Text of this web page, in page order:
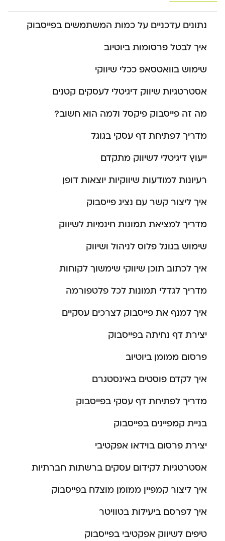
נתונים עדכניים על כמות המשתמשים בפייסבוק
איך לבטל פרסומות ביוטיוב
שימוש בוואטסאפ ככלי שיווקי
אסטרטגיות שיווק דיגיטלי לעסקים קטנים
מה זה פייסבוק פיקסל ולמה הוא חשוב?
מדריך לפתיחת דף עסקי בגוגל
ייעוץ דיגיטלי לשיווק מתקדם
רעיונות למודעות שיווקיות יוצאות דופן
איך ליצור קשר עם נציג פייסבוק
מדריך למציאת תמונות חינמיות לשיווק
שימוש בגוגל פלוס לניהול ושיווק
איך לכתוב תוכן שיווקי שימשוך לקוחות
מדריך לגדלי תמונות לכל פלטפורמה
איך למנף את פייסבוק לצרכים עסקיים
יצירת דף נחיתה בפייסבוק
פרסום ממומן ביוטיוב
איך לקדם פוסטים באינסטגרם
מדריך לפתיחת דף עסקי בפייסבוק
בניית קמפיינים בפייסבוק
יצירת פרסום בוידאו אפקטיבי
אסטרטגיות לקידום עסקים ברשתות חברתיות
איך ליצור קמפיין ממומן מוצלח בפייסבוק
איך לפרסם ביעילות בטוויטר
טיפים לשיווק אפקטיבי בפייסבוק